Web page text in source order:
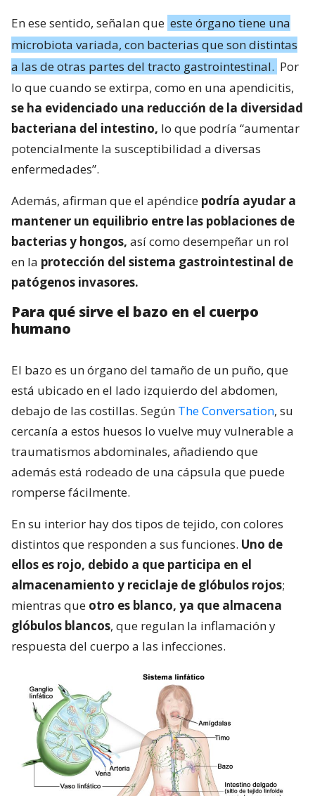
En ese sentido, señalan que este órgano tiene una
microbiota variada, con bacterias que son distintas
a las de otras partes del tracto gastrointestinal. Por
lo que cuando se extirpa, como en una apendicitis,
se ha evidenciado una reducción de la diversidad
bacteriana del intestino, lo que podría “aumentar
potencialmente la susceptibilidad a diversas
enfermedades”.
Además, afirman que el apéndice podría ayudar a
mantener un equilibrio entre las poblaciones de
bacterias y hongos, así como desempeñar un rol
en la protección del sistema gastrointestinal de
patógenos invasores.
Para qué sirve el bazo en el cuerpo
humano
El bazo es un órgano del tamaño de un puño, que
está ubicado en el lado izquierdo del abdomen,
debajo de las costillas. Según The Conversation, su
cercanía a estos huesos lo vuelve muy vulnerable a
traumatismos abdominales, añadiendo que
además está rodeado de una cápsula que puede
romperse fácilmente.
En su interior hay dos tipos de tejido, con colores
distintos que responden a sus funciones. Uno de
ellos es rojo, debido a que participa en el
almacenamiento y reciclaje de glóbulos rojos;
mientras que otro es blanco, ya que almacena
glóbulos blancos, que regulan la inflamación y
respuesta del cuerpo a las infecciones.